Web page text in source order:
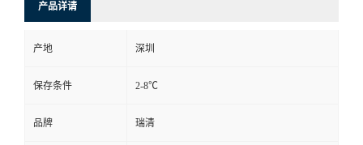
产品详请
产地 深圳
保存条件 2-8℃
品牌 瑞清